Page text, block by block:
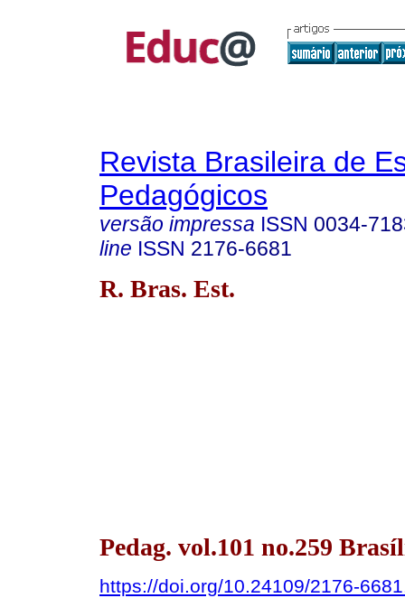
Revista Brasileira de
Pedagógicos
versão impressa ISSN 0034-
line ISSN 2176-6681
R. Bras. Est.
Pedag. vol.101 no.259
https://doi.org/10.24109/2176-